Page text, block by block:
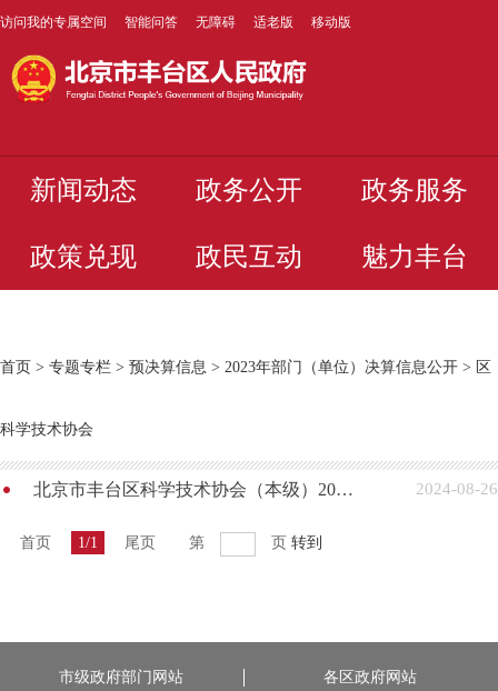
访问我的专属空间 智能问答 无障碍 适老版 移动版
新闻动态 政务公开 政务服务
政策兑现 政民互动 魅力丰台
首页 > 专题专栏 > 预决算信息 > 2023年部门（单位）决算信息公开 > 区
科学技术协会
北京市丰台区科学技术协会（本级）2023年度部门决算 2024-08-26
首页 1/1 尾页 第 页 转到
市级政府部门网站 各区政府网站